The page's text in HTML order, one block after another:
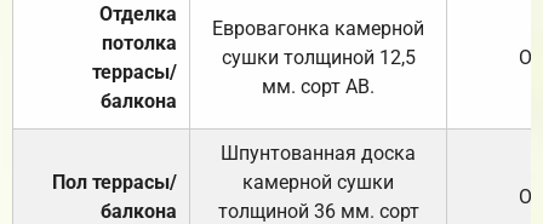
Отделка
потолка
террасы/
балкона
Евровагонка камерной
сушки толщиной 12,5
мм. сорт АВ.
Пол террасы/
балкона
Шпунтованная доска
камерной сушки
толщиной 36 мм. сорт